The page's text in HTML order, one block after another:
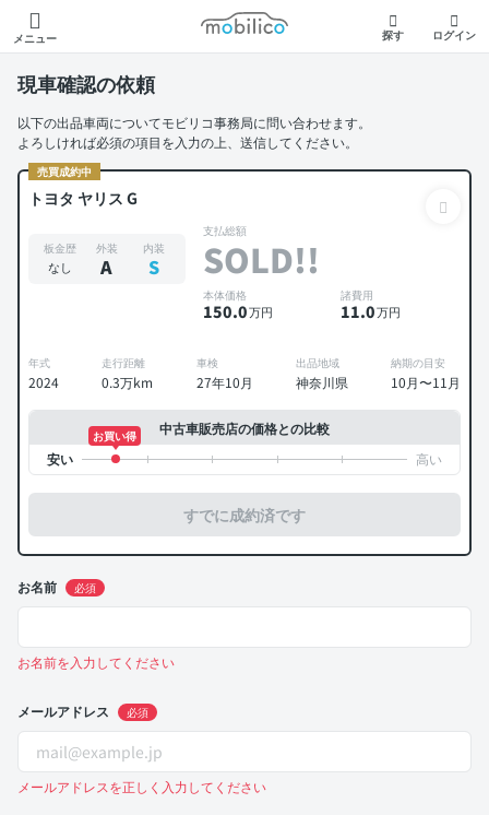
メニュー
モビリコ
探す ログイン
現車確認の依頼
以下の出品車両についてモビリコ事務局に問い合わせます。
よろしければ必須の項目を入力の上、送信してください。
売買成約中
トヨタ ヤリス G
板金歴
なし
外装
A
内装
S
支払総額
SOLD!!
本体価格
150.0万円
諸費用
11.0万円
年式
2024
走行距離
0.3万km
車検
27年10月
出品地域
神奈川県
納期の目安
10月〜11月
中古車販売店の価格との比較
お買い得
すでに成約済です
お名前 必須
お名前を入力してください
メールアドレス 必須
メールアドレスを正しく入力してください